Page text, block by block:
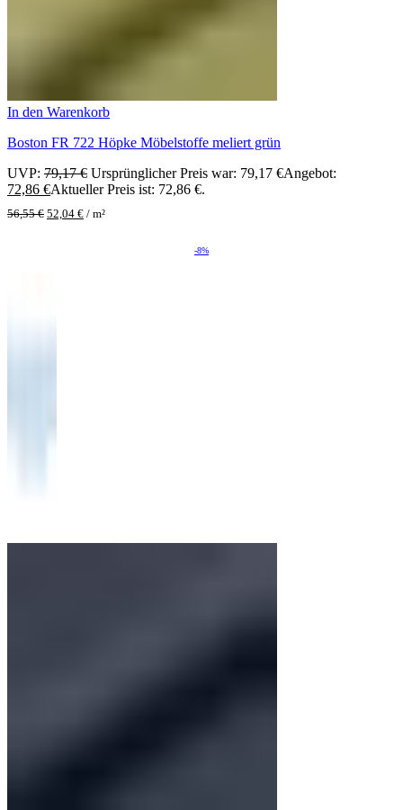
In den Warenkorb
Boston FR 722 Höpke Möbelstoffe meliert grün
UVP: 79,17€ Ursprünglicher Preis war: 79,17 €Angebot:
72,86 €Aktueller Preis ist: 72,86 €.
56,55€ 52,04 € / m²
-8%